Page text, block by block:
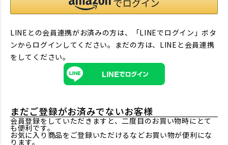
LINEとの会員連携がお済みの方は、「LINEでログイン」ボタ
ンからログインしてください。まだの方は、 LINEと会員連携
をしてください。
まだご登録がお済みでないお客様
会員登録をしていただきますと、二度目のお買い物時にとて
も便利です。
お気に入り商品をご登録いただけるなどお買い物が便利にな
ります。